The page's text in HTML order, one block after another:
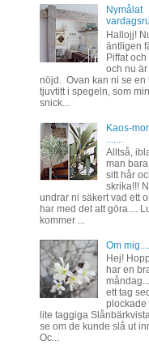
Nymålat
Hallojj!
äntligen
Piffat och
och nu är
nöjd. Ovan kan ni se en
tjuvtitt i spegeln, som
snick...
Kaos-
Alltså,
man
sitt hår
skrika!!!
undrar ni säkert vad ett
har med det att göra....
kommer ...
Om mig......
Hej!
har en
ett tag
plockade
lite taggiga
se om de kunde slå ut
Oc...